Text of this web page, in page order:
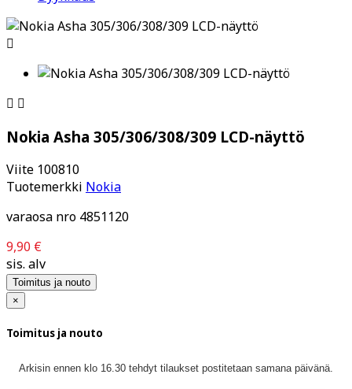

 
Nokia Asha 305/306/308/309 LCD-näyttö
Viite 100810
Tuotemerkki Nokia
varaosa nro 4851120
9,90 €
sis. alv
Toimitus ja nouto
×
Toimitus ja nouto
Arkisin ennen klo 16.30 tehdyt tilaukset postitetaan samana päivänä.